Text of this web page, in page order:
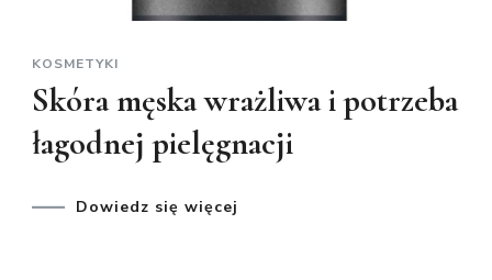
KOSMETYKI
Skóra męska wrażliwa i potrzeba
łagodnej pielęgnacji
Dowiedz się więcej